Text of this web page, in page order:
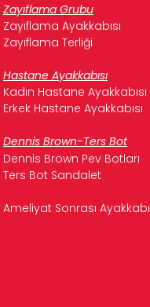
Zayıflama Grubu
Zayıflama Ayakkabısı
Zayıflama Terliği
Hastane Ayakkabısı
Kadın Hastane Ayakkabısı
Erkek Hastane Ayakkabısı
Dennis Brown-Ters Bot
Dennis Brown Pev Botları
Ters Bot Sandalet
Ameliyat Sonrası Ayakkabı